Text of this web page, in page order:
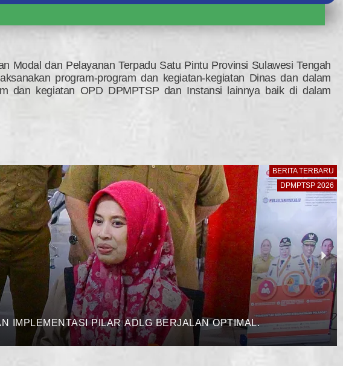
Modal dan Pelayanan Terpadu Satu Pintu Provinsi Sulawesi Tengah
program-program dan kegiatan-kegiatan Dinas dan dalam
dan kegiatan OPD DPMPTSP dan Instansi lainnya baik di dalam
BERITA TERBARU
DPMPTSP 2026
IMPLEMENTASI PILAR ADLG BERJALAN OPTIMAL.